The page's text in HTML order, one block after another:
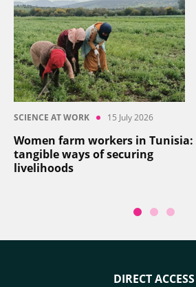
SCIENCE AT WORK 15 July 2026
Women farm workers in Tunisia:
tangible ways of securing
livelihoods
DIRECT ACCESS